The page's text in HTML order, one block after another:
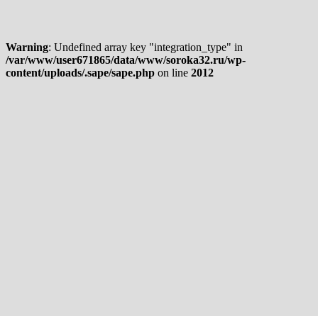
Warning: Undefined array key "integration_type" in
/var/www/user671865/data/www/soroka32.ru/wp-
content/uploads/.sape/sape.php on line 2012